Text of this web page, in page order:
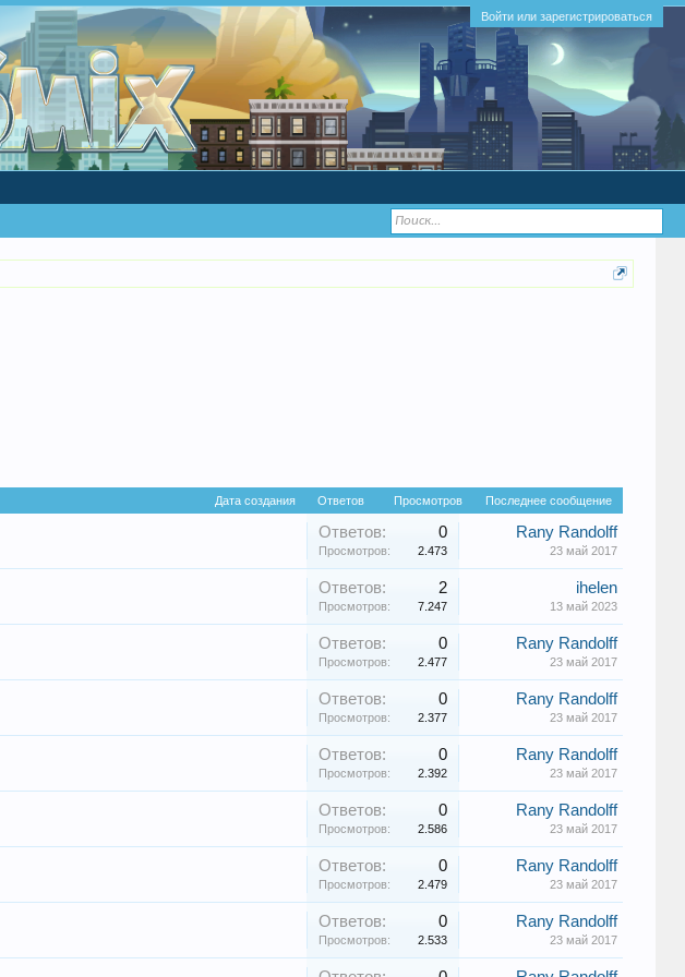
Войти или зарегистрироваться
Дата создания Ответов Просмотров Последнее сообщение
Ответов: 0
Просмотров: 2.473
Rany Randolff
23 май 2017
Ответов: 2
Просмотров: 7.247
ihelen
13 май 2023
Ответов: 0
Просмотров: 2.477
Rany Randolff
23 май 2017
Ответов: 0
Просмотров: 2.377
Rany Randolff
23 май 2017
Ответов: 0
Просмотров: 2.392
Rany Randolff
23 май 2017
Ответов: 0
Просмотров: 2.586
Rany Randolff
23 май 2017
Ответов: 0
Просмотров: 2.479
Rany Randolff
23 май 2017
Ответов: 0
Просмотров: 2.533
Rany Randolff
23 май 2017